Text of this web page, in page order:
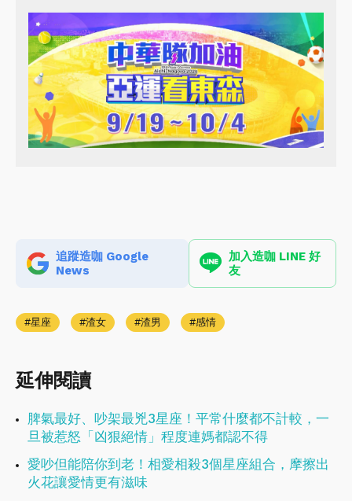
追蹤造咖 Google
News
加入造咖 LINE 好
友
星座 渣女 渣男 感情
延伸閱讀
脾氣最好、吵架最兇3星座！平常什麼都不計較，一
旦被惹怒「凶狠絕情」程度連媽都認不得
愛吵但能陪你到老！相愛相殺3個星座組合，摩擦出
火花讓愛情更有滋味